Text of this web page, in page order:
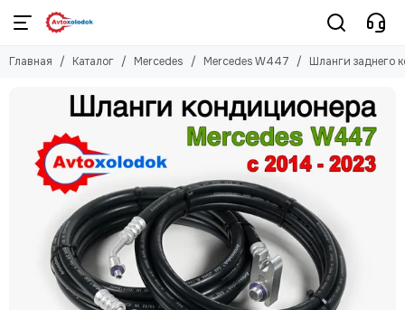
Mercedes
Mercedes W447
Главная Каталог Mercedes Mercedes W447 Шланги заднего